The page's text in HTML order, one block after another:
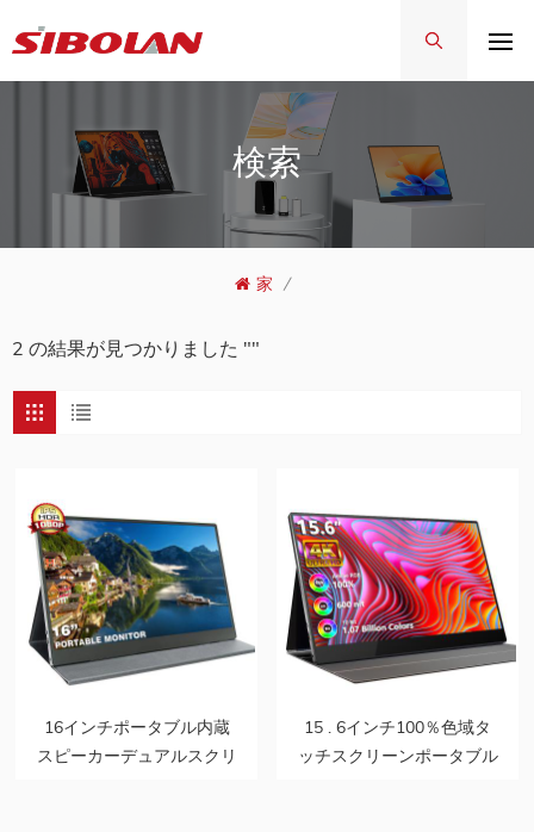
検索
家 /
2 の結果が見つかりました ""
16インチポータブル内蔵
スピーカーデュアルスクリ
15 . 6インチ100％色域タ
ッチスクリーンポータブル